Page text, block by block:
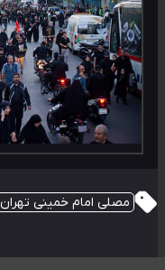
مصلی امام خمینی تهران